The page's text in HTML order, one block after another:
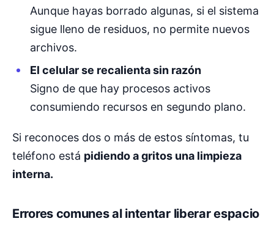
Aunque hayas borrado algunas, si el sistema
sigue lleno de residuos, no permite nuevos
archivos.
El celular se recalienta sin razón
Signo de que hay procesos activos
consumiendo recursos en segundo plano.
Si reconoces dos o más de estos síntomas, tu
teléfono está pidiendo a gritos una limpieza
interna.
Errores comunes al intentar liberar espacio